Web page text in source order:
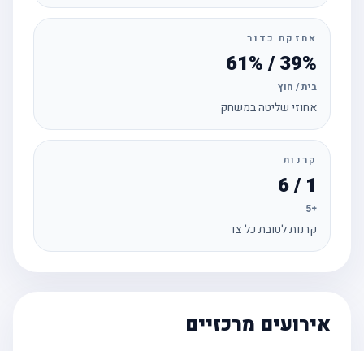
אחזקת כדור
39% / 61%
בית / חוץ
אחוזי שליטה במשחק
קרנות
קרנות לטובת כל צד
אירועים מרכזיים